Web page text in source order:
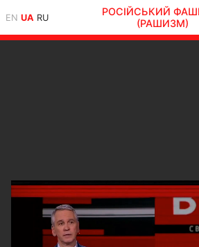
EN UA RU
РОСІЙСЬКИЙ
(РАШИЗМ)